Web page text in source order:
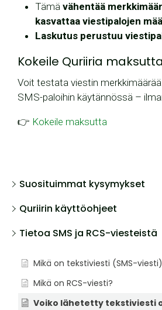
Suosituimmat kysymykset
Quriirin käyttöohjeet
Tietoa SMS ja RCS-viesteistä
Mikä on tekstiviesti (SMS-
Mikä on RCS-viesti?
Voiko lähetetty tekstiviesti
Tämä vähentää
kasvattaa viestipalojen
Laskutus perustuu
Kokeile Quriiria maksutta
Voit testata viestin
SMS-paloihin käytännössä –
👉 Kokeile maksutta